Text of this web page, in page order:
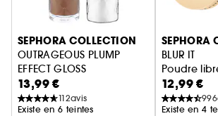
Ignorer le carrousel produits
SEPHORA COLLECTION
OUTRAGEOUS PLUMP
EFFECT GLOSS
GLOSS OUTRAGEOUS EFFET VOLUME
13,99 €
112avis
Existe en 6 teintes
SEPHORA
BLUR IT
Poudre
12,99 €
996
Existe en 4